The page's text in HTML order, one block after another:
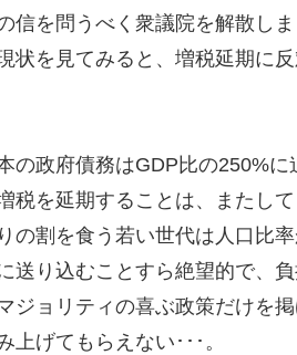
信を問うべく衆議院を解散しま
状を見てみると、増税延期に
の政府債務はGDP比の250%に
税を延期することは、またし
の割を食う若い世代は人口比
送り込むことすら絶望的で、
ジョリティの喜ぶ政策だけを
上げてもらえない･･･。